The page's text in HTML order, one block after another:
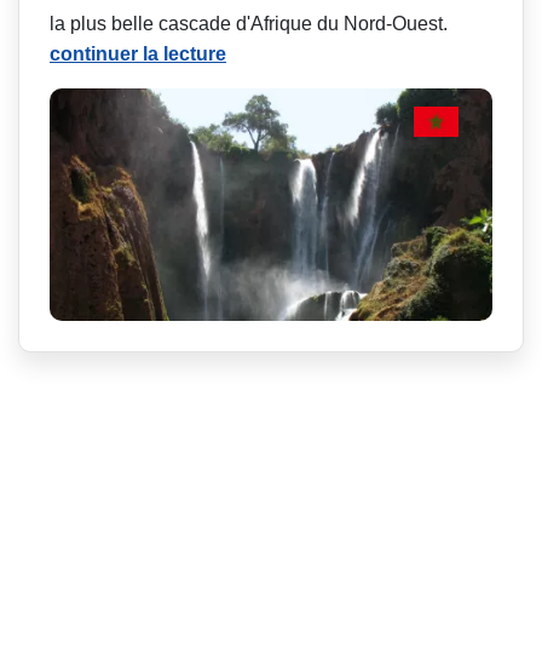
la plus belle cascade d'Afrique du Nord-Ouest.
continuer la lecture